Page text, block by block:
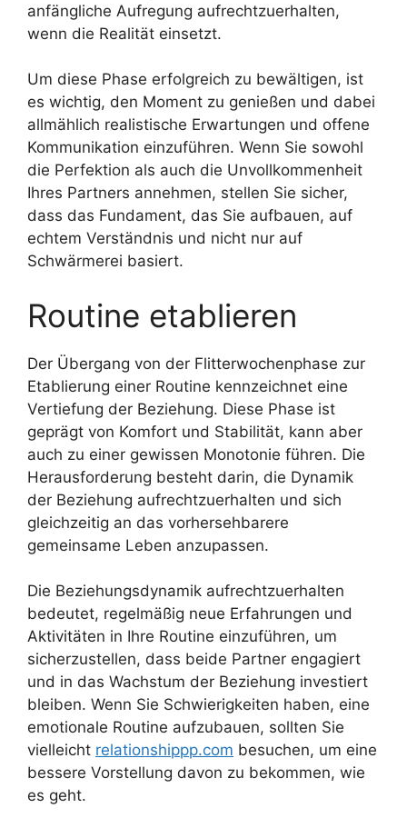
anfängliche Aufregung aufrechtzuerhalten,
wenn die Realität einsetzt.
Um diese Phase erfolgreich zu bewältigen, ist
es wichtig, den Moment zu genießen und dabei
allmählich realistische Erwartungen und offene
Kommunikation einzuführen. Wenn Sie sowohl
die Perfektion als auch die Unvollkommenheit
Ihres Partners annehmen, stellen Sie sicher,
dass das Fundament, das Sie aufbauen, auf
echtem Verständnis und nicht nur auf
Schwärmerei basiert.
Routine etablieren
Der Übergang von der Flitterwochenphase zur
Etablierung einer Routine kennzeichnet eine
Vertiefung der Beziehung. Diese Phase ist
geprägt von Komfort und Stabilität, kann aber
auch zu einer gewissen Monotonie führen. Die
Herausforderung besteht darin, die Dynamik
der Beziehung aufrechtzuerhalten und sich
gleichzeitig an das vorhersehbarere
gemeinsame Leben anzupassen.
Die Beziehungsdynamik aufrechtzuerhalten
bedeutet, regelmäßig neue Erfahrungen und
Aktivitäten in Ihre Routine einzuführen, um
sicherzustellen, dass beide Partner engagiert
und in das Wachstum der Beziehung investiert
bleiben. Wenn Sie Schwierigkeiten haben, eine
emotionale Routine aufzubauen, sollten Sie
vielleicht relationshippp.com besuchen, um eine
bessere Vorstellung davon zu bekommen, wie
es geht.